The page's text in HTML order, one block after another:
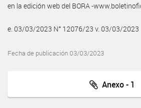
en la edición web del BORA -
e. 03/03/2023 N° 12076/23 v. 03/03/2023
Fecha de publicación 03/03/2023
Anexo - 1